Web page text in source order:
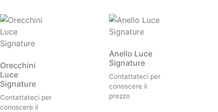
Orecchini
Luce
Signature
Contattateci per
conoscere il
Anello Luce
Signature
Contattateci per
conoscere il
prezzo